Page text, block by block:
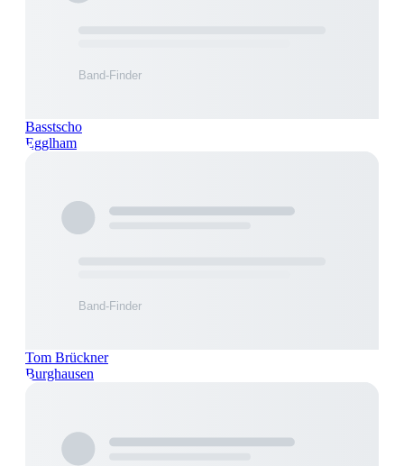
Basstscho
Egglham
Tom Brückner
Burghausen